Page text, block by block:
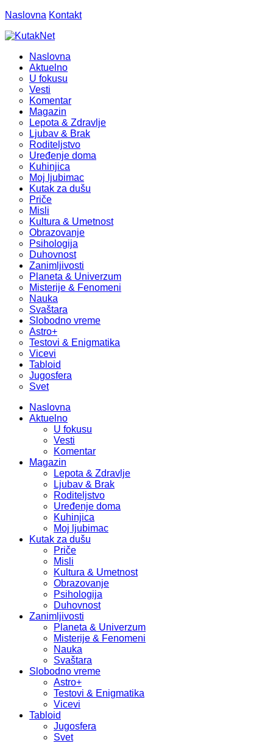
Naslovna Kontakt
Naslovna
Aktuelno
U fokusu
Vesti
Komentar
Magazin
Lepota & Zdravlje
Ljubav & Brak
Roditeljstvo
Uređenje doma
Kuhinjica
Moj ljubimac
Kutak za dušu
Priče
Misli
Kultura & Umetnost
Obrazovanje
Psihologija
Duhovnost
Zanimljivosti
Planeta & Univerzum
Misterije & Fenomeni
Nauka
Svaštara
Slobodno vreme
Astro+
Testovi & Enigmatika
Vicevi
Tabloid
Jugosfera
Svet
Naslovna
Aktuelno
U fokusu
Vesti
Komentar
Magazin
Lepota & Zdravlje
Ljubav & Brak
Roditeljstvo
Uređenje doma
Kuhinjica
Moj ljubimac
Kutak za dušu
Priče
Misli
Kultura & Umetnost
Obrazovanje
Psihologija
Duhovnost
Zanimljivosti
Planeta & Univerzum
Misterije & Fenomeni
Nauka
Svaštara
Slobodno vreme
Astro+
Testovi & Enigmatika
Vicevi
Tabloid
Jugosfera
Svet